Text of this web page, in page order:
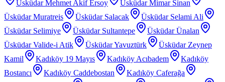
Üsküdar Mehmet Akif Ersoy
Üsküdar Mimar Sinan
Üsküdar Muratreis
Üsküdar Salacak
Üsküdar Selami Ali
Üsküdar Selimiye
Üsküdar Sultantepe
Üsküdar Ünalan
Üsküdar Valide-i Atik
Üsküdar Yavuztürk
Üsküdar Zeynep
Kamil
Kadıköy 19 Mayıs Kadıköy Acıbadem
Kadıköy
Bostancı
Kadıköy Caddebostan
Kadıköy Caferağa